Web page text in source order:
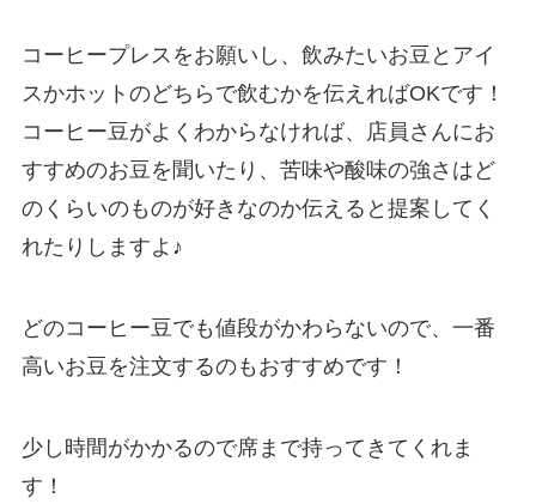
コーヒープレスをお願いし、飲みたいお豆とアイ
スかホットのどちらで飲むかを伝えればOKです！
コーヒー豆がよくわからなければ、店員さんにお
すすめのお豆を聞いたり、苦味や酸味の強さはど
のくらいのものが好きなのか伝えると提案してく
れたりしますよ♪
どのコーヒー豆でも値段がかわらないので、一番
高いお豆を注文するのもおすすめです！
少し時間がかかるので席まで持ってきてくれま
す！